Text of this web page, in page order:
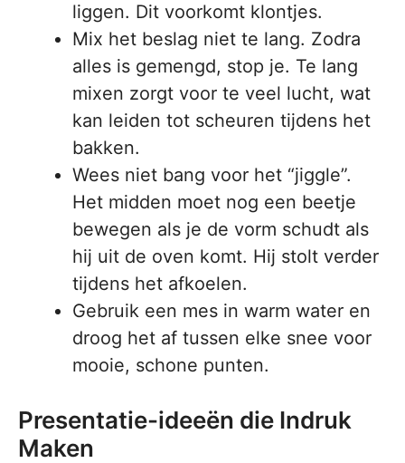
liggen. Dit voorkomt klontjes.
Mix het beslag niet te lang. Zodra
alles is gemengd, stop je. Te lang
mixen zorgt voor te veel lucht, wat
kan leiden tot scheuren tijdens het
bakken.
Wees niet bang voor het “jiggle”.
Het midden moet nog een beetje
bewegen als je de vorm schudt als
hij uit de oven komt. Hij stolt verder
tijdens het afkoelen.
Gebruik een mes in warm water en
droog het af tussen elke snee voor
mooie, schone punten.
Presentatie-ideeën die Indruk
Maken